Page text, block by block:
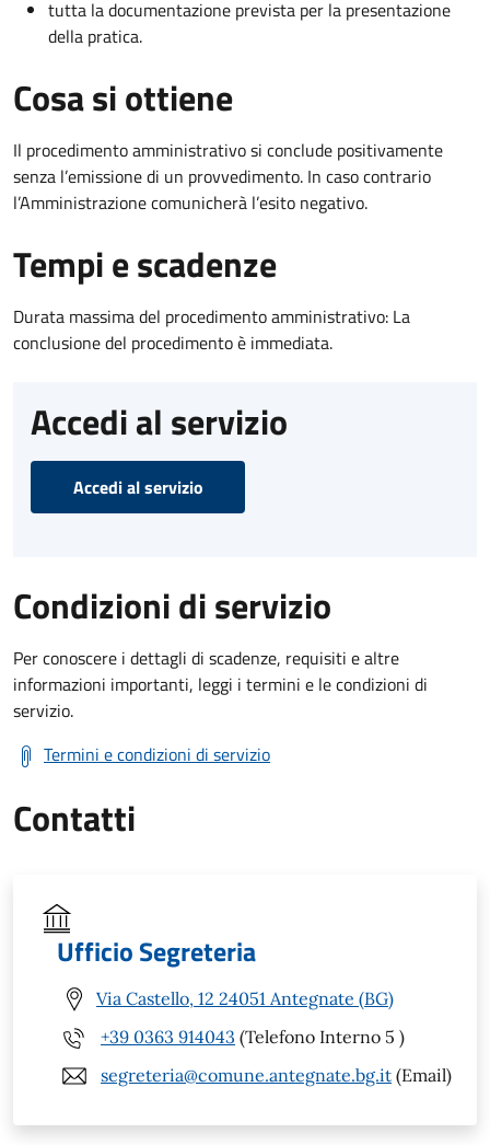
tutta la documentazione prevista per la presentazione
della pratica.
Cosa si ottiene
Il procedimento amministrativo si conclude positivamente
senza l’emissione di un provvedimento. In caso contrario
l’Amministrazione comunicherà l’esito negativo.
Tempi e scadenze
Durata massima del procedimento amministrativo: La
conclusione del procedimento è immediata.
Accedi al servizio
Accedi al servizio
Condizioni di servizio
Per conoscere i dettagli di scadenze, requisiti e altre
informazioni importanti, leggi i termini e le condizioni di
servizio.
Termini e condizioni di servizio
Contatti
Ufficio Segreteria
Via Castello, 12 24051 Antegnate (BG)
+39 0363 914043 (Telefono Interno 5 )
segreteria@comune.antegnate.bg.it (Email)